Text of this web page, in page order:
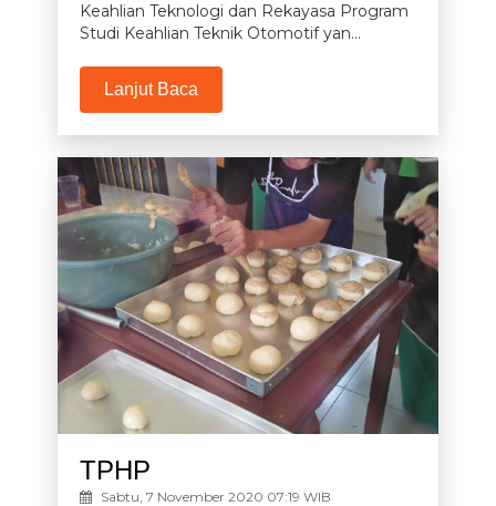
Keahlian Teknologi dan Rekayasa Program
Studi Keahlian Teknik Otomotif yan...
Lanjut Baca
TPHP
Sabtu, 7 November 2020 07:19 WIB